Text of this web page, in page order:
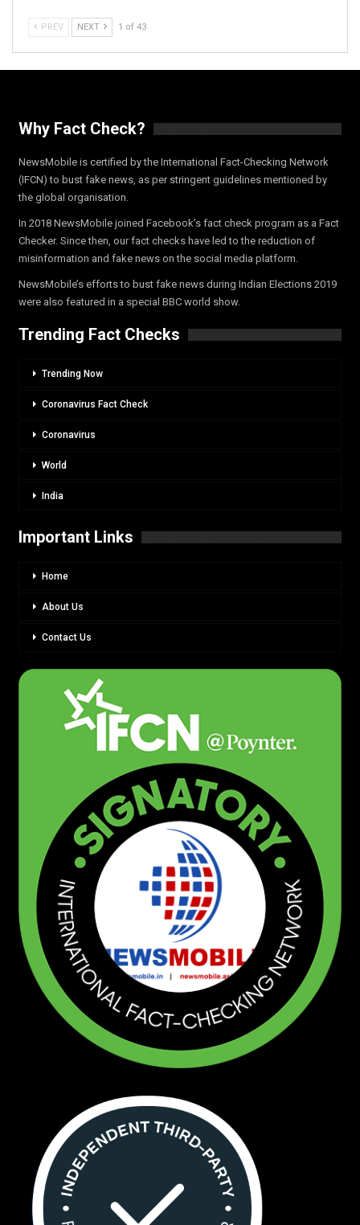
PREV NEXT 1 of 43
Why Fact Check?
NewsMobile is certified by the International Fact-Checking Network
(IFCN) to bust fake news, as per stringent guidelines mentioned by
the global organisation.
In 2018 NewsMobile joined Facebook’s fact check program as a Fact
Checker. Since then, our fact checks have led to the reduction of
misinformation and fake news on the social media platform.
NewsMobile’s efforts to bust fake news during Indian Elections 2019
were also featured in a special BBC world show.
Trending Fact Checks
Trending Now
Coronavirus Fact Check
Coronavirus
World
India
Important Links
Home
About Us
Contact Us